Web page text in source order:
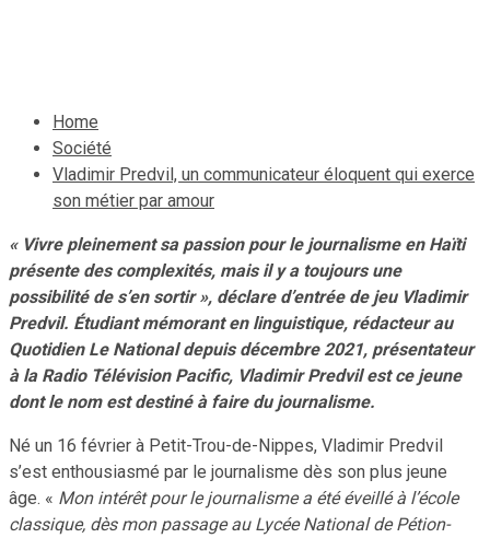
Home
Société
Vladimir Predvil, un communicateur éloquent qui exerce
son métier par amour
« Vivre pleinement sa passion pour le journalisme en Haïti
présente des complexités, mais il y a toujours une
possibilité de s’en sortir », déclare d’entrée de jeu Vladimir
Predvil. Étudiant mémorant en linguistique, rédacteur au
Quotidien Le National depuis décembre 2021, présentateur
à la Radio Télévision Pacific, Vladimir Predvil est ce jeune
dont le nom est destiné à faire du journalisme.
Né un 16 février à Petit-Trou-de-Nippes, Vladimir Predvil
s’est enthousiasmé par le journalisme dès son plus jeune
âge. « Mon intérêt pour le journalisme a été éveillé à l’école
classique, dès mon passage au Lycée National de Pétion-